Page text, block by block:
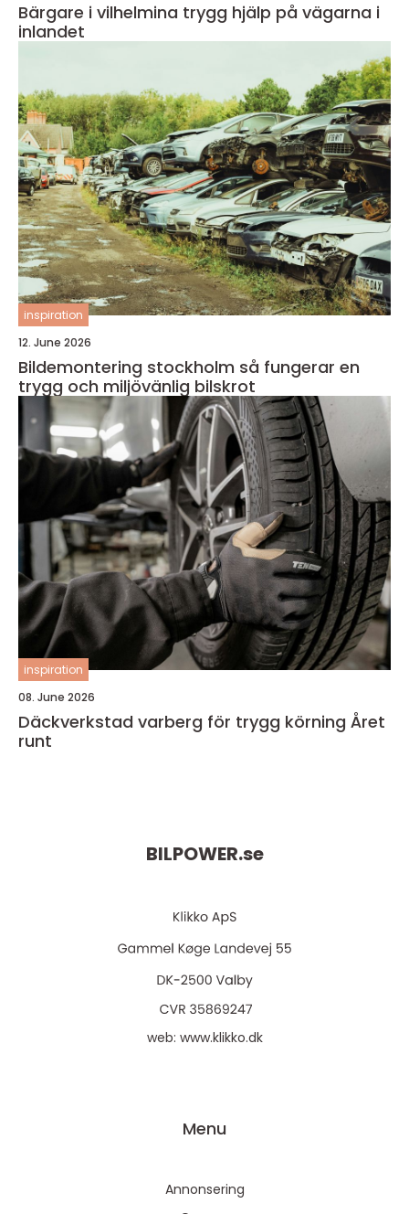
Bärgare i vilhelmina trygg hjälp på vägarna i
inlandet
inspiration
12. June 2026
Bildemontering stockholm så fungerar en
trygg och miljövänlig bilskrot
inspiration
08. June 2026
Däckverkstad varberg för trygg körning Året
runt
BILPOWER.se
web: www.klikko.dk
Menu
Annonsering